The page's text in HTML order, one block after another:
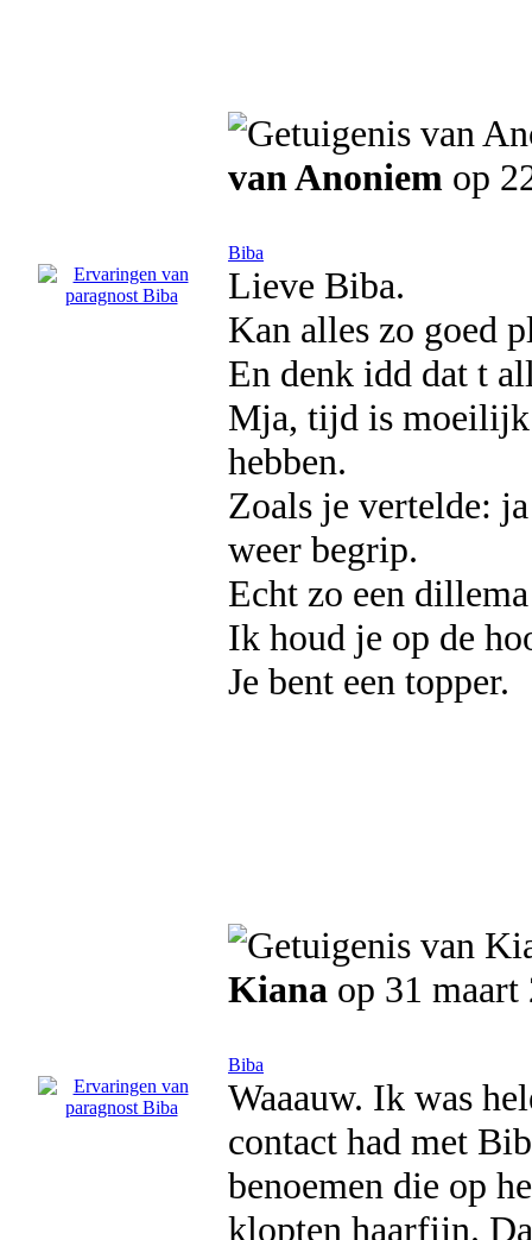
van Anoniem op
Biba
Lieve Biba.
Kan alles zo goed
En denk idd dat t
Mja, tijd is
hebben.
Zoals je vertelde:
weer begrip.
Echt zo een
Ik houd je op de
Je bent een topper.
Kiana op 31 maart
Biba
Waaauw. Ik was
contact had met
benoemen die op
klopten haarfijn.